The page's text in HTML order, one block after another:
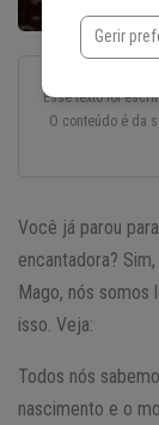
Esse texto foi
O conteúdo é da
Você já parou
encantadora?
Mago, nós somos
isso. Veja:
Todos nós
nascimento e o
Gerir